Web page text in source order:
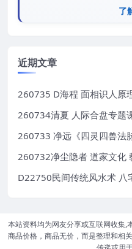
了
近期文章
260735 D海程 面相识人原
260734清夏 人际合盘专题
260733 净远《四灵四兽法
260732净尘隐者 道家文化
D22750民间传统风水术 八
本站资料均为网友分享或互联网收集,
商品价格，商品无价，而是整理和相